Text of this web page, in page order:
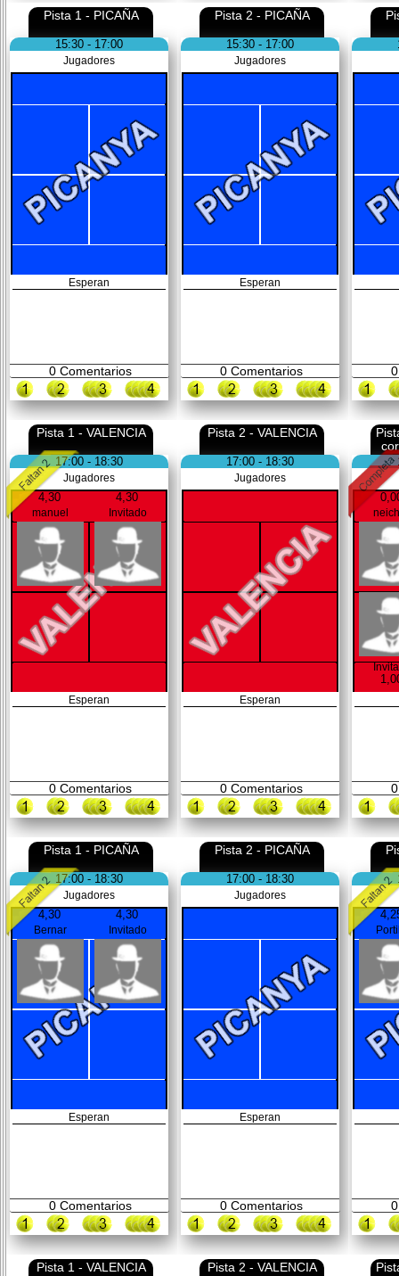
Pista 1 - PICAÑA
15:30 - 17:00
Jugadores
Esperan
0Comentarios
Pista 2 - PICAÑA
15:30 - 17:00
Jugadores
Esperan
0Comentarios 0
Pista 1 - VALENCIA
17:00 - 18:30
Jugadores
4,30
manuel
4,30
Invitado
Esperan
0Comentarios
Pista 2 - VALENCIA
17:00 - 18:30
Jugadores
Esperan
0Comentarios 0
Pista 1 - PICAÑA
17:00 - 18:30
Jugadores
4,30
Bernar
4,30
Invitado
Esperan
0Comentarios
Pista 2 - PICAÑA
17:00 - 18:30
Jugadores
Esperan
0Comentarios 0
Pista 1 - VALENCIA Pista 2 - VALENCIA